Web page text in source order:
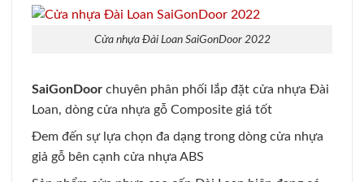
Cửa nhựa Đài Loan SaiGonDoor 2022
SaiGonDoor chuyên phân phối lắp đặt cửa nhựa Đài
Loan, dòng cửa nhựa gỗ Composite giá tốt
Đem đến sự lựa chọn đa dạng trong dòng cửa nhựa
giả gỗ bên cạnh cửa nhựa ABS